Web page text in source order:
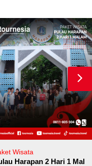
Wisata
Harapan 2 Hari 1